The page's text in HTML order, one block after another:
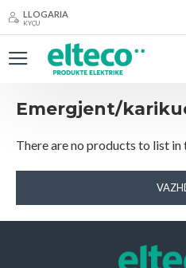
LLOGARIA
KYÇU
Emergjent/
There are no products to list in